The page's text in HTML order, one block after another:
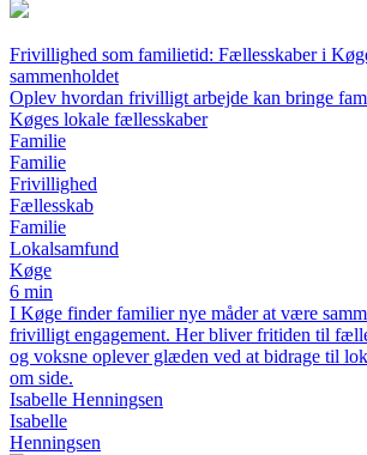
Frivillighed som familietid: Fællesskaber i
sammenholdet
Oplev hvordan frivilligt arbejde kan bringe
Køges lokale fællesskaber
Familie
Familie
Frivillighed
Fællesskab
Familie
Lokalsamfund
Køge
6 min
I Køge finder familier nye måder at være
frivilligt engagement. Her bliver fritiden til
og voksne oplever glæden ved at bidrage til
om side.
Isabelle Henningsen
Isabelle
Henningsen